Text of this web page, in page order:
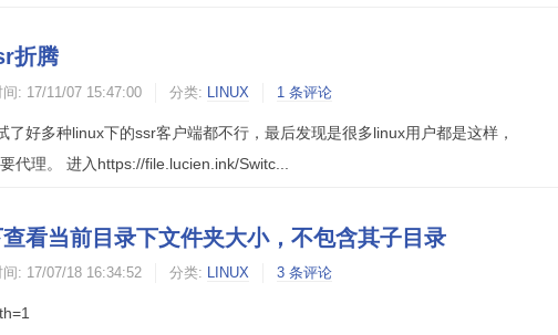
折腾
间: 17/11/07 15:47:00 分类: LINUX 1 条评论
了好多种linux下的ssr客户端都不行，最后发现是很多linux用户都是这样，
代理。 进入https://file.lucien.ink/Switc...
看当前目录下文件夹大小，不包含其子目录
间: 17/07/18 16:34:52 分类: LINUX 3 条评论